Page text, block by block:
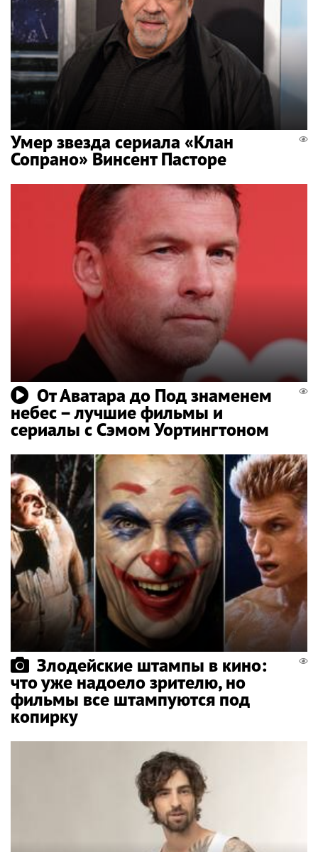
Умер звезда сериала «Клан
Сопрано» Винсент Пасторе
От Аватара до Под знаменем
небес – лучшие фильмы и
сериалы с Сэмом Уортингтоном
Злодейские штампы в кино:
что уже надоело зрителю, но
фильмы все штампуются под
копирку